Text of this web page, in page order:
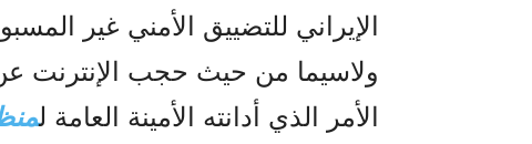
الإيراني للتضييق الأمني غير
ولاسيما من حيث حجب الإنترنت
الأمر الذي أدانته الأمينة العامة ل